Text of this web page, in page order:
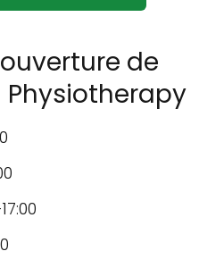
de
Physiotherapy